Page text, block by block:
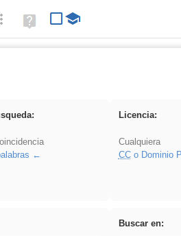
avanzada
Ayuda
(en
Licencia:
Cualquiera
CCo Dominio
Buscar en: